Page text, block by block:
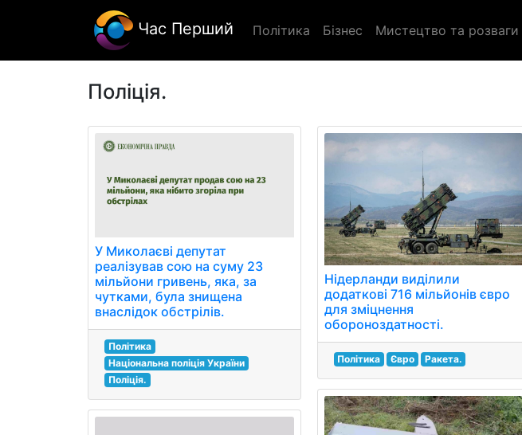
Час Перший Політика Бізнес Мистецтво та розваги
Поліція.
У Миколаєві депутат
реалізував сою на суму 23
мільйони гривень, яка, за
чутками, була знищена
внаслідок обстрілів.
Політика
Національна поліція України
Поліція.
Нідерланди виділили
додаткові 716 мільйонів євро
для зміцнення
обороноздатності.
Політика Євро Ракета.